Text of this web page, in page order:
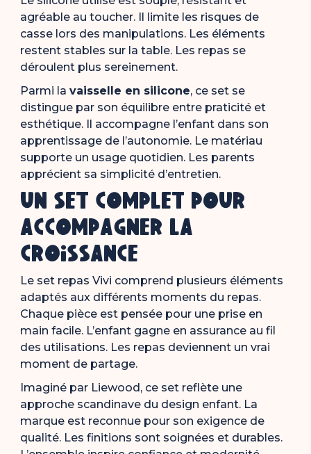
agréable au toucher. Il limite les risques de
casse lors des manipulations. Les éléments
restent stables sur la table. Les repas se
déroulent plus sereinement.
Parmi la vaisselle en silicone, ce set se
distingue par son équilibre entre praticité et
esthétique. Il accompagne l’enfant dans son
apprentissage de l’autonomie. Le matériau
supporte un usage quotidien. Les parents
apprécient sa simplicité d’entretien.
Un set complet pour
accompagner la
croissance
Le set repas Vivi comprend plusieurs éléments
adaptés aux différents moments du repas.
Chaque pièce est pensée pour une prise en
main facile. L’enfant gagne en assurance au fil
des utilisations. Les repas deviennent un vrai
moment de partage.
Imaginé par Liewood, ce set reflète une
approche scandinave du design enfant. La
marque est reconnue pour son exigence de
qualité. Les finitions sont soignées et durables.